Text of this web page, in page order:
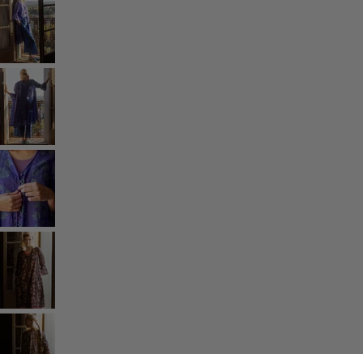
Inredning
Nyheter
All inredning
Gardiner
Kuddar & kuddfodral
Mattor
Frotté
Böcker
Tidigare favoriter
Rum
Badrum
Vardagsrum
Kök & matplats